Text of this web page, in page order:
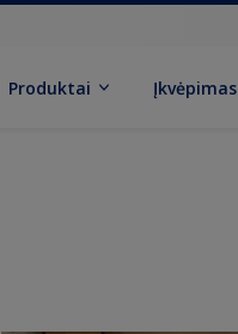
Produktai Įkvėpimas